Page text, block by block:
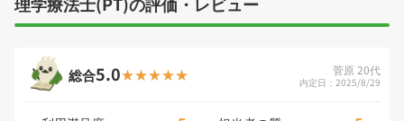
総合5.0 菅原 20代
内定日：2025/8/29